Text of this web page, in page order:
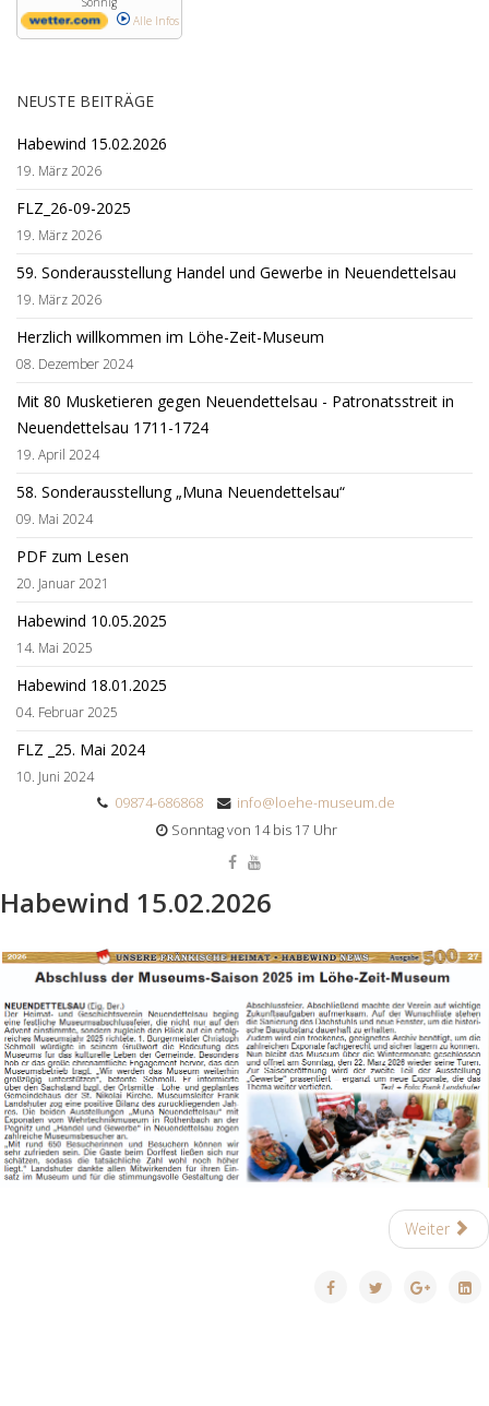
Alle Infos
NEUSTE BEITRÄGE
Habewind 15.02.2026
19. März 2026
FLZ_26-09-2025
19. März 2026
59. Sonderausstellung Handel und Gewerbe in Neuendettelsau
19. März 2026
Herzlich willkommen im Löhe-Zeit-Museum
08. Dezember 2024
Mit 80 Musketieren gegen Neuendettelsau - Patronatsstreit in
Neuendettelsau 1711-1724
19. April 2024
58. Sonderausstellung „Muna Neuendettelsau“
09. Mai 2024
PDF zum Lesen
20. Januar 2021
Habewind 10.05.2025
14. Mai 2025
Habewind 18.01.2025
04. Februar 2025
FLZ _25. Mai 2024
10. Juni 2024
09874-686868
info@loehe-museum.de
Sonntag von 14 bis 17 Uhr
Habewind 15.02.2026
Weiter